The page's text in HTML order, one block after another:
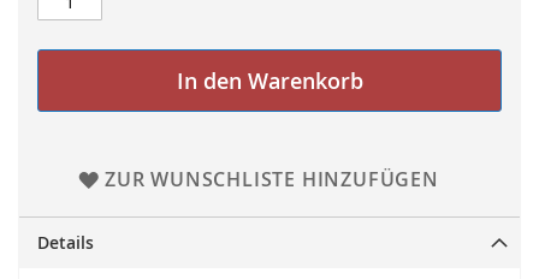
In den Warenkorb
ZUR WUNSCHLISTE HINZUFÜGEN
Details